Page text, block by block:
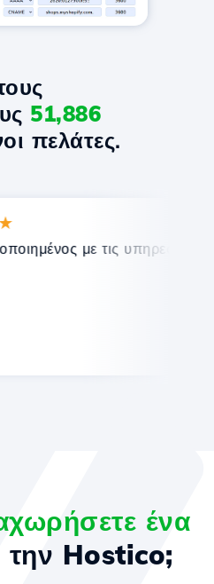
51,886
πελάτες.
υποστήριξη.με τις υπηρεσίες
ένα
την Hostico;